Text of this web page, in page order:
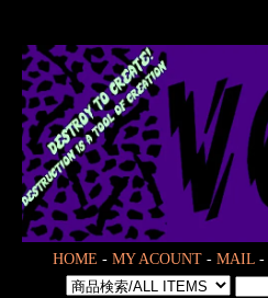
HOME - MY ACOUNT - MAIL -